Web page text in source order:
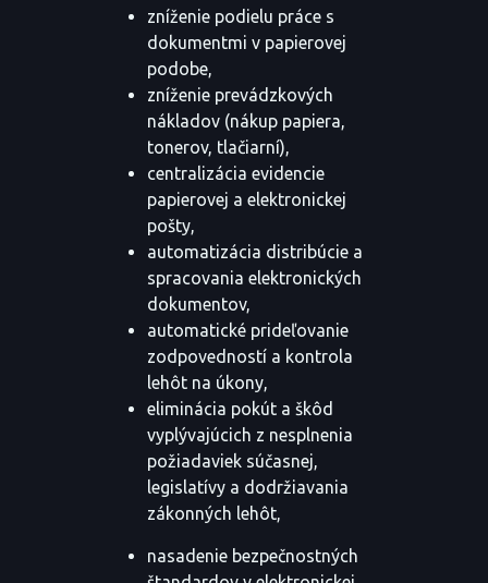
zníženie podielu práce s
dokumentmi v papierovej
podobe,
zníženie prevádzkových
nákladov (nákup papiera,
tonerov, tlačiarní),
centralizácia evidencie
papierovej a elektronickej
pošty,
automatizácia distribúcie a
spracovania elektronických
dokumentov,
automatické prideľovanie
zodpovedností a kontrola
lehôt na úkony,
eliminácia pokút a škôd
vyplývajúcich z nesplnenia
požiadaviek súčasnej,
legislatívy a dodržiavania
zákonných lehôt,
nasadenie bezpečnostných